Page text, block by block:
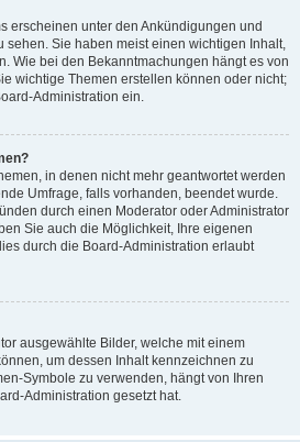
erscheinen unter den Ankündigungen und
sehen. Sie haben meist einen wichtigen Inhalt,
Wie bei den Bekanntmachungen hängt es von
wichtige Themen erstellen können oder nicht;
Administration ein.
in denen nicht mehr geantwortet werden
Umfrage, falls vorhanden, beendet wurde.
durch einen Moderator oder Administrator
Sie auch die Möglichkeit, Ihre eigenen
durch die Board-Administration erlaubt
ausgewählte Bilder, welche mit einem
um dessen Inhalt kennzeichnen zu
Symbole zu verwenden, hängt von Ihren
Administration gesetzt hat.